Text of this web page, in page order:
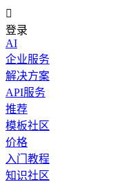

登录
AI
企业服务
解决方案
API服务
推荐
模板社区
价格
入门教程
知识社区